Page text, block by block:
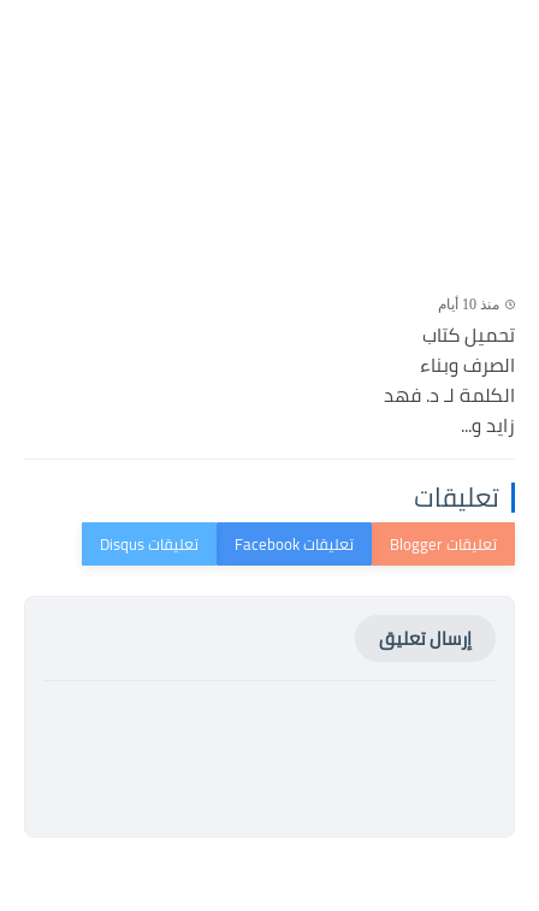
منذ 10 أيام
تحميل كتاب
الصرف وبناء
الكلمة لـ د. فهد
زايد و...
تعليقات
إرسال تعليق